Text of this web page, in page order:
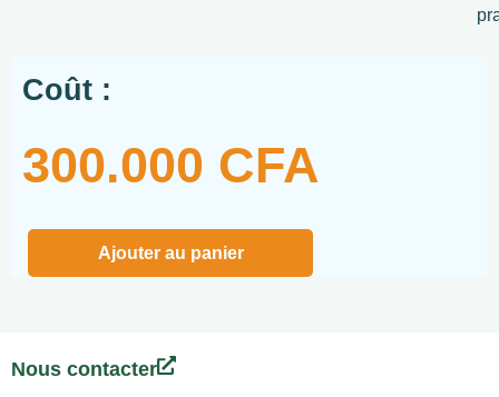
Coût :
300.000 CFA
Ajouter au panier
Nous contacter